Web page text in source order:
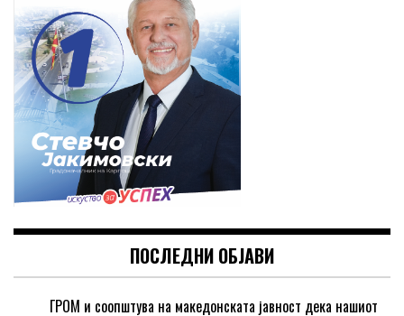
ПОСЛЕДНИ ОБЈАВИ
ГРОМ и соопштува на македонската јавност дека нашиот